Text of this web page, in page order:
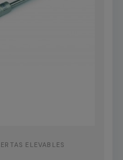
ELEVABLES